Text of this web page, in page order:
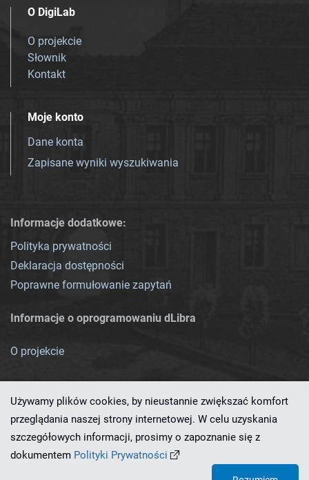
O DigiLab
O projekcie
Słownik
Kontakt
Moje konto
Dane konta
Zapisane wyniki wyszukiwania
Informacje dodatkowe:
Polityka prywatności
Deklaracja dostępności
Poprawne formułowanie zapytań
Informacje o oprogramowaniu dLibra
O projekcie
Ten serwis działa dzięki oprogramowaniu
Używamy plików cookies, by nieustannie zwiększać komfort
przeglądania naszej strony internetowej. W celu uzyskania
szczegółowych informacji, prosimy o zapoznanie się z
dokumentem Polityki Prywatności